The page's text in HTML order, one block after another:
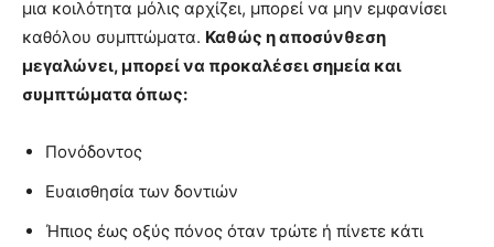
μια κοιλότητα μόλις αρχίζει, μπορεί να μην εμφανίσει
καθόλου συμπτώματα. Καθώς η αποσύνθεση
μεγαλώνει, μπορεί να προκαλέσει σημεία και
συμπτώματα όπως:
Πονόδοντος
Ευαισθησία των δοντιών
Ήπιος έως οξύς πόνος όταν τρώτε ή πίνετε κάτι